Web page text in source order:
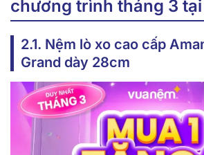
chương trình tháng 3 tại
2.1. Nệm lò xo cao cấp
Grand dày 28cm